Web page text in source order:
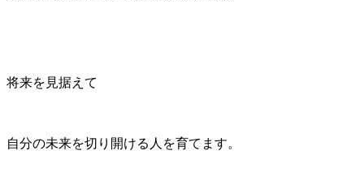
将来を見据えて
自分の未来を切り開ける人を育てます。